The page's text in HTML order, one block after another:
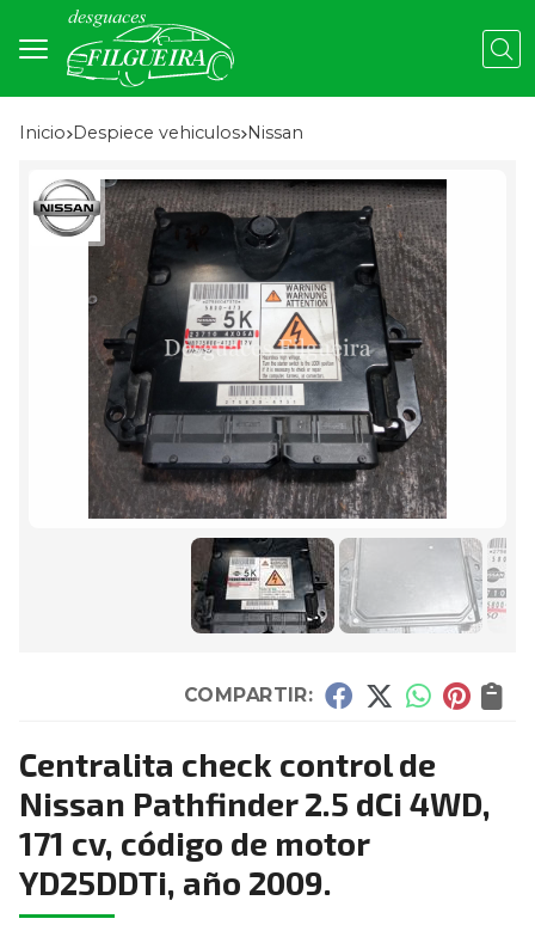
Inicio despiece vehiculos nissan
COMPARTIR:
Centralita check control de
Nissan Pathfinder 2.5 dCi 4WD,
171 cv, código de motor
YD25DDTi, año 2009.